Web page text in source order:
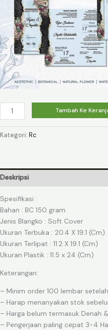
Kuantitas
RC
05
Tambah Ke
Kategori: Rc
Deskripsi
Spesifikasi :
Bahan : BC 150 gram
Jenis Blangko : Soft Cover
Ukuran Terbuka : 20.4 X 19.1 (Cm)
Ukuran Terlipat : 11.2 X 19.1 (Cm)
Ukuran Plastik : 11.5 x 24 (Cm)
Keterangan:
– Minim order 100 lembar
– Harap menanyakan stok
– Harga belum termasuk Denah
– Pengerjaan paling cepat 3-4